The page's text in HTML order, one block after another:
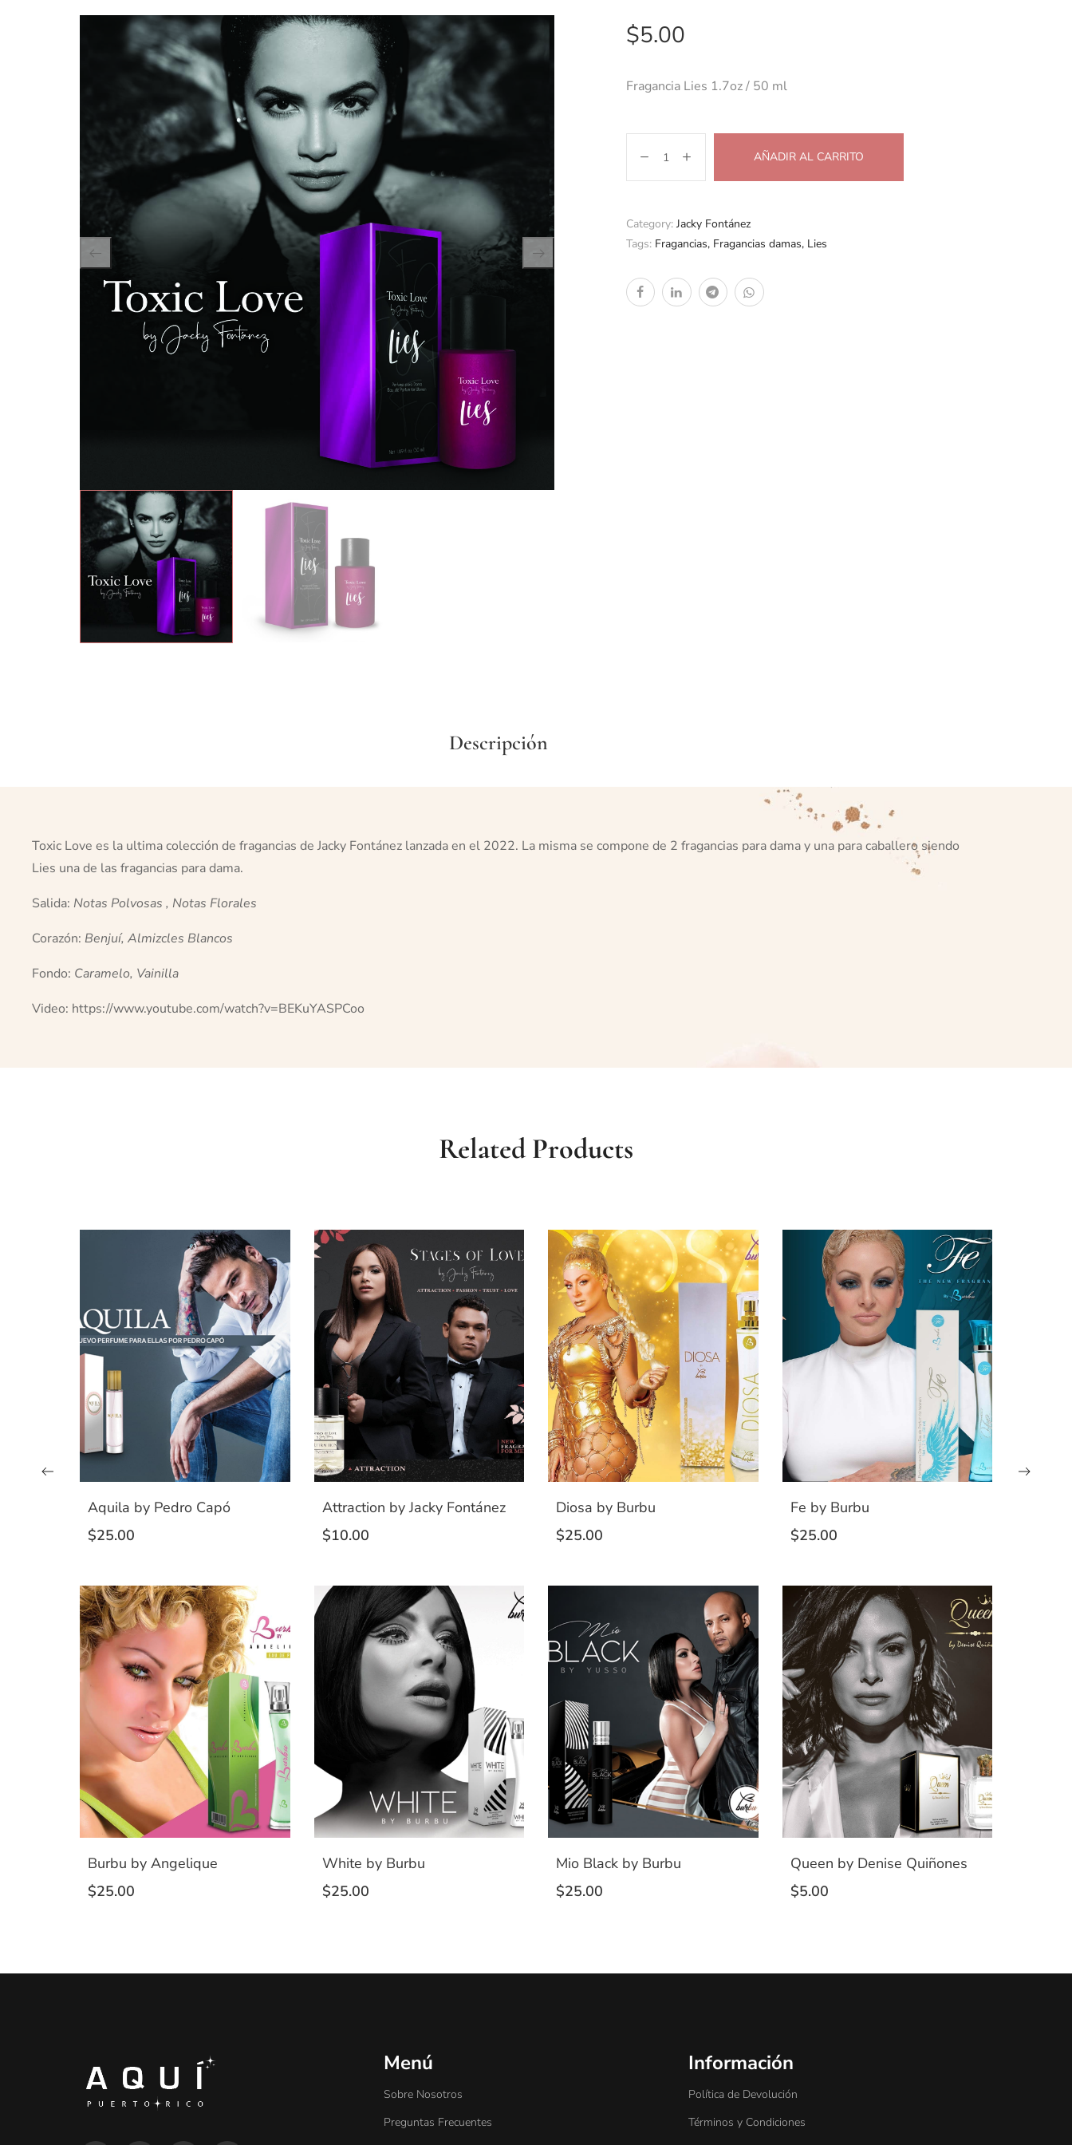
$5.00
Fragancia Lies 1.7oz / 50 ml
AÑADIR AL CARRITO
Category: Jacky Fontánez
Tags: Fragancias, Fragancias damas, Lies
Descripción
Toxic Love es la ultima colección de fragancias de Jacky Fontánez lanzada en el 2022. La misma se compone de 2 fragancias para dama y una para caballero siendo
Lies una de las fragancias para dama.
Salida: Notas Polvosas , Notas Florales
Corazón: Benjuí, Almizcles Blancos
Fondo: Caramelo, Vainilla
Video: https://www.youtube.com/watch?v=BEKuYASPCoo
Related Products
Aquila by Pedro Capó
$25.00
Attraction by Jacky Fontánez
$10.00
Diosa by Burbu
$25.00
Fe by Burbu
$25.00
Burbu by Angelique
$25.00
White by Burbu
$25.00
Mio Black by Burbu
$25.00
Queen by Denise Quiñones
$5.00
Menú
Sobre Nosotros
Preguntas Frecuentes
Información
Política de Devolución
Términos y Condiciones